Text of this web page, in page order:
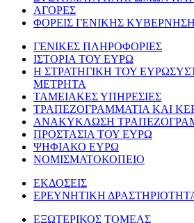
ΑΓΟΡΕΣ
ΦΟΡΕΙΣ ΓΕΝΙΚΗΣ
ΓΕΝΙΚΕΣ ΠΛΗΡΟΦΟΡΙΕΣ
ΙΣΤΟΡΙΑ ΤΟΥ ΕΥΡΩ
Η ΣΤΡΑΤΗΓΙΚΗ ΤΟΥ
ΜΕΤΡΗΤΑ
ΤΑΜΕΙΑΚΕΣ ΥΠΗΡΕΣΙΕΣ
ΤΡΑΠΕΖΟΓΡΑΜΜΑΤΙΑ ΚΑΙ
ΑΝΑΚΥΚΛΩΣΗ
ΠΡΟΣΤΑΣΙΑ ΤΟΥ ΕΥΡΩ
ΨΗΦΙΑΚΟ ΕΥΡΩ
ΝΟΜΙΣΜΑΤΟΚΟΠΕΙΟ
ΕΚΔΟΣΕΙΣ
ΕΡΕΥΝΗΤΙΚΗ
ΕΞΩΤΕΡΙΚΟΣ ΤΟΜΕΑΣ